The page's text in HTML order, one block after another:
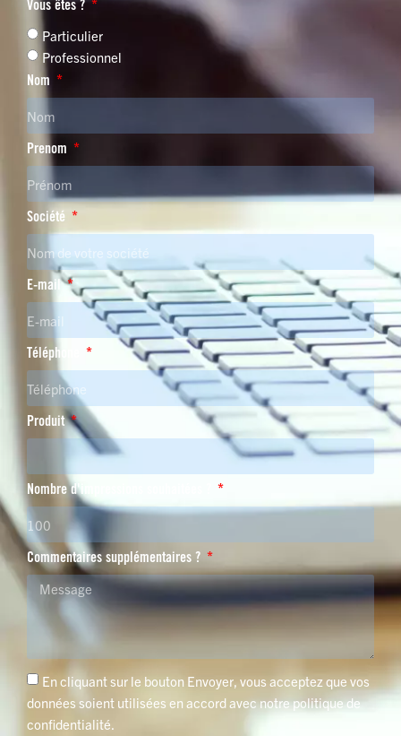
Vous êtes ?
Particulier
Professionnel
Nom
Prenom
Société
E-mail
Téléphone
Produit
Nombre d'impressions souhaitées ?
Commentaires supplémentaires ?
En cliquant sur le bouton Envoyer, vous acceptez que vos
données soient utilisées en accord avec notre politique de
confidentialité.